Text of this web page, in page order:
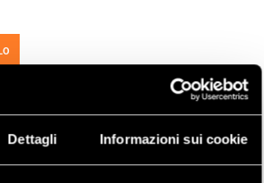
Dettagli Informazioni sui cookie